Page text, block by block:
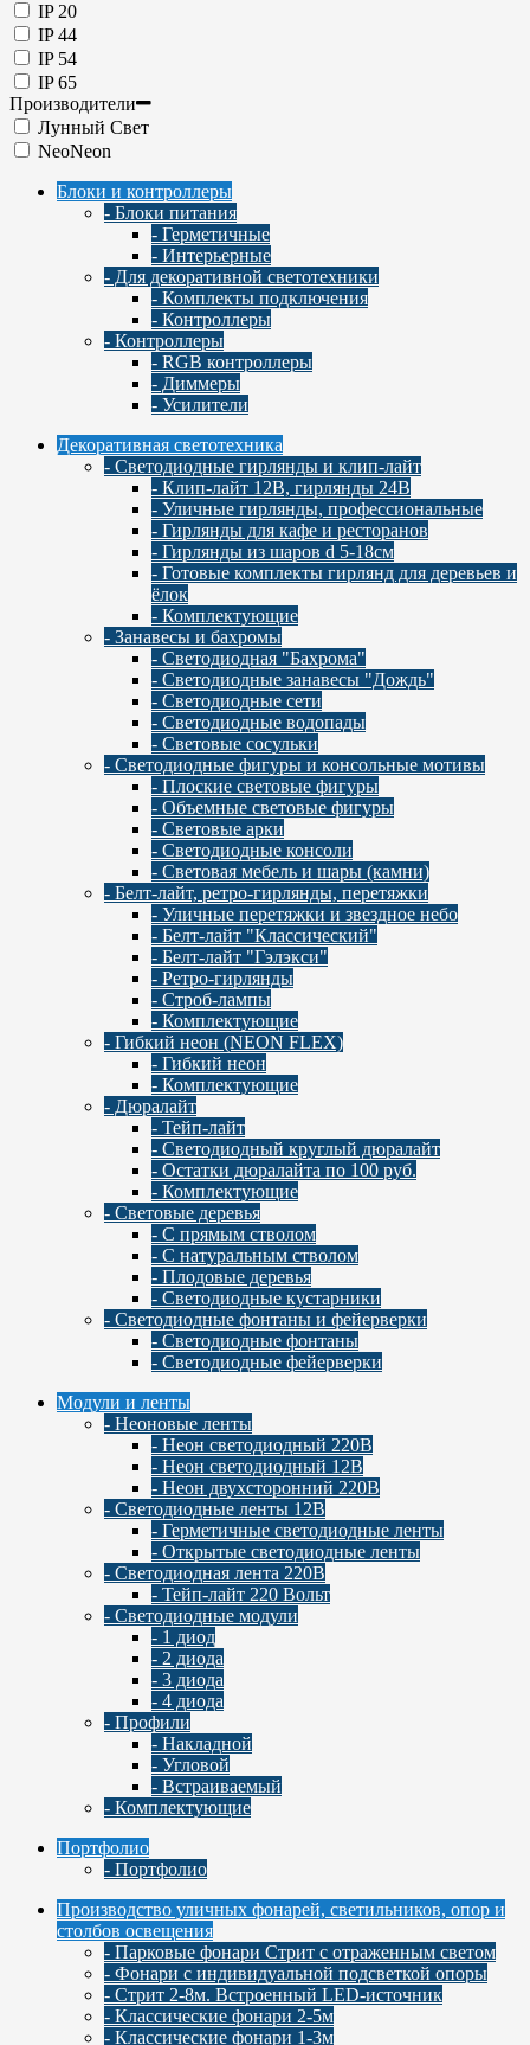
IP 20
IP 44
IP 54
IP 65
Производители
Лунный Свет
NeoNeon
Блоки и контроллеры
- Блоки питания
- Герметичные
- Интерьерные
- Для декоративной светотехники
- Комплекты подключения
- Контроллеры
- Контроллеры
- RGB контроллеры
- Диммеры
- Усилители
Декоративная светотехника
- Светодиодные гирлянды и клип-лайт
- Клип-лайт 12В, гирлянды 24В
- Уличные гирлянды, профессиональные
- Гирлянды для кафе и ресторанов
- Гирлянды из шаров d 5-18cм
- Готовые комплекты гирлянд для деревьев и
ёлок
- Комплектующие
- Занавесы и бахромы
- Светодиодная "Бахрома"
- Светодиодные занавесы "Дождь"
- Светодиодные сети
- Светодиодные водопады
- Световые сосульки
- Cветодиодные фигуры и консольные мотивы
- Плоские световые фигуры
- Объемные световые фигуры
- Световые арки
- Светодиодные консоли
- Световая мебель и шары (камни)
- Белт-лайт, ретро-гирлянды, перетяжки
- Уличные перетяжки и звездное небо
- Белт-лайт "Классический"
- Белт-лайт "Гэлэкси"
- Ретро-гирлянды
- Строб-лампы
- Комплектующие
- Гибкий неон (NEON FLEX)
- Гибкий неон
- Комплектующие
- Дюралайт
- Тейп-лайт
- Светодиодный круглый дюралайт
- Остатки дюралайта по 100 руб.
- Комплектующие
- Световые деревья
- С прямым стволом
- С натуральным стволом
- Плодовые деревья
- Светодиодные кустарники
- Светодиодные фонтаны и фейерверки
- Светодиодные фонтаны
- Светодиодные фейерверки
Модули и ленты
- Неоновые ленты
- Неон светодиодный 220В
- Неон светодиодный 12В
- Неон двухсторонний 220В
- Светодиодные ленты 12В
- Герметичные светодиодные ленты
- Открытые светодиодные ленты
- Светодиодная лента 220В
- Тейп-лайт 220 Вольт
- Светодиодные модули
- 1 диод
- 2 диода
- 3 диода
- 4 диода
- Профили
- Накладной
- Угловой
- Встраиваемый
- Комплектующие
Портфолио
- Портфолио
Производство уличных фонарей, светильников, опор и
столбов освещения
- Парковые фонари Стрит с отраженным светом
- Фонари с индивидуальной подсветкой опоры
- Стрит 2-8м. Встроенный LED-источник
- Классические фонари 2-5м
- Классические фонари 1-3м